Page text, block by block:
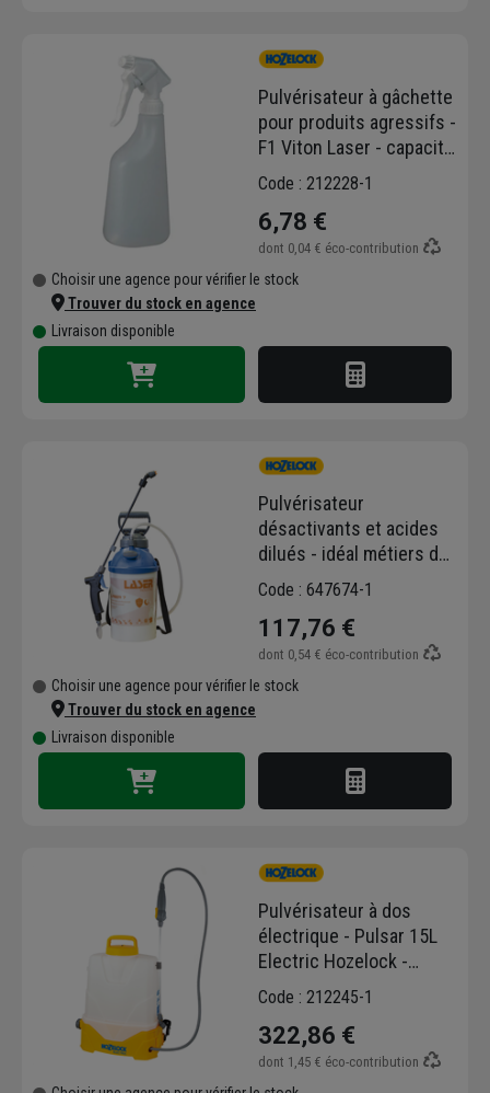
Pulvérisateur à gâchette
pour produits agressifs -
F1 Viton Laser - capacité
0,6 LTR
Code : 212228-1
6,78 €
dont 0,04 € éco-contribution
Choisir une agence pour vérifier le stock
Trouver du stock en agence
Livraison disponible
Pulvérisateur
désactivants et acides
dilués - idéal métiers du
nautisme - Laser 7 Viton
Code : 647674-1
117,76 €
dont 0,54 € éco-contribution
Choisir une agence pour vérifier le stock
Trouver du stock en agence
Livraison disponible
Pulvérisateur à dos
électrique - Pulsar 15L
Electric Hozelock -
capacité 15,0 LTR
Code : 212245-1
322,86 €
dont 1,45 € éco-contribution